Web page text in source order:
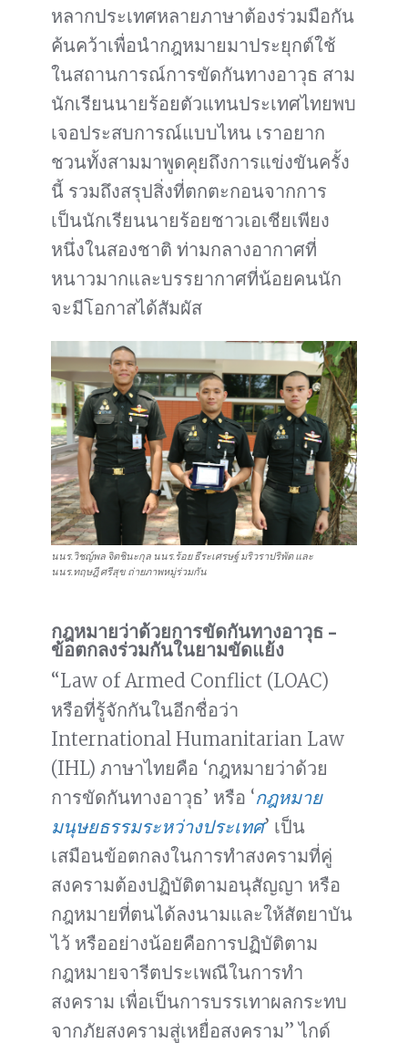
หลากประเทศหลายภาษาต้องร่วมมือกัน
ค้นคว้าเพื่อนำกฎหมายมาประยุกต์ใช้
ในสถานการณ์การขัดกันทางอาวุธ สาม
นักเรียนนายร้อยตัวแทนประเทศไทยพบ
เจอประสบการณ์แบบไหน เราอยาก
ชวนทั้งสามมาพูดคุยถึงการแข่งขันครั้ง
นี้ รวมถึงสรุปสิ่งที่ตกตะกอนจากการ
เป็นนักเรียนนายร้อยชาวเอเชียเพียง
หนึ่งในสองชาติ ท่ามกลางอากาศที่
หนาวมากและบรรยากาศที่น้อยคนนัก
จะมีโอกาสได้สัมผัส
นนร.วิชญ์พล จิตชินะกุล นนร.ร้อย ธีระเศรษฐ์ มริวราปริพัต และ
นนร.ทฤษฎี ศรีสุข ถ่ายภาพหมู่ร่วมกัน
กฎหมายว่าด้วยการขัดกันทางอาวุธ –
ข้อตกลงร่วมกันในยามขัดแย้ง
“Law of Armed Conflict (LOAC)
หรือที่รู้จักกันในอีกชื่อว่า
International Humanitarian Law
(IHL) ภาษาไทยคือ ‘กฎหมายว่าด้วย
การขัดกันทางอาวุธ’ หรือ ‘กฎหมาย
มนุษยธรรมระหว่างประเทศ’ เป็น
เสมือนข้อตกลงในการทำสงครามที่คู่
สงครามต้องปฏิบัติตามอนุสัญญา หรือ
กฎหมายที่ตนได้ลงนามและให้สัตยาบัน
ไว้ หรืออย่างน้อยคือการปฏิบัติตาม
กฎหมายจารีตประเพณีในการทำ
สงคราม เพื่อเป็นการบรรเทาผลกระทบ
จากภัยสงครามสู่เหยื่อสงคราม” ไกด์